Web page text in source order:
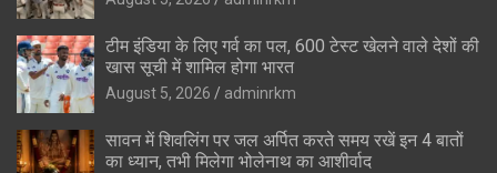
टीम इंडिया के लिए गर्व का पल, 600 टेस्ट खेलने वाले देशों की
खास सूची में शामिल होगा भारत
August 5, 2026 adminrkm
सावन में शिवलिंग पर जल अर्पित करते समय रखें इन 4 बातों
का ध्यान, तभी मिलेगा भोलेनाथ का आशीर्वाद